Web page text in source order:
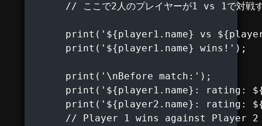
// ここで2人のプレイヤーが1 vs 1で対戦
print('${player1.name} vs
      print('${player1.name} wins!');
      print('\nBefore match:');
print('${player1.name}: rating:
print('${player2.name}: rating:
      // Player 1 wins against Player 2